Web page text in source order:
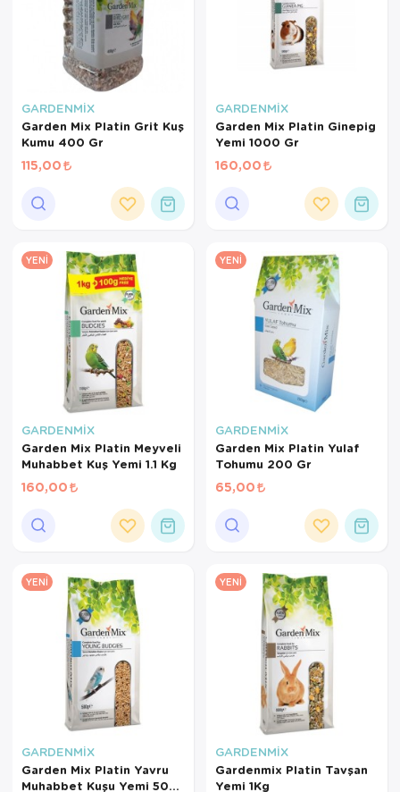
GARDENMİX
Garden Mix Platin Grit Kuş
Kumu 400 Gr
115,00
GARDENMİX
Garden Mix Platin Ginepig
Yemi 1000 Gr
160,00
YENI
GARDENMİX
Garden Mix Platin Meyveli
Muhabbet Kuş Yemi 1.1 Kg
160,00
YENI
GARDENMİX
Garden Mix Platin Yulaf
Tohumu 200 Gr
65,00
YENI
GARDENMİX
Garden Mix Platin Yavru
Muhabbet Kuşu Yemi 500
YENI
GARDENMİX
Gardenmix Platin Tavşan
Yemi 1Kg